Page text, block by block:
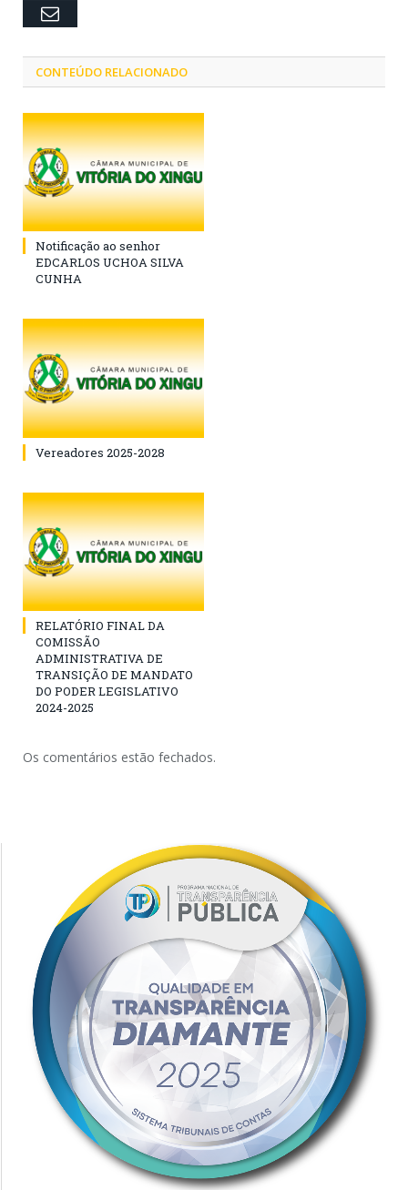
Email
CONTEÚDO RELACIONADO
Notificação ao senhor
EDCARLOS UCHOA SILVA
CUNHA
Vereadores 2025-2028
RELATÓRIO FINAL DA
COMISSÃO
ADMINISTRATIVA DE
TRANSIÇÃO DE MANDATO
DO PODER LEGISLATIVO
2024-2025
Os comentários estão fechados.